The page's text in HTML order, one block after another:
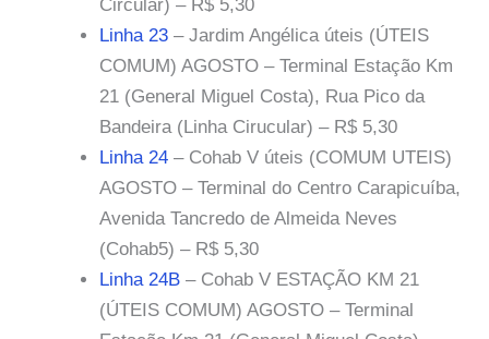
Circular) – R$ 5,30
Linha 23 – Jardim Angélica úteis (ÚTEIS
COMUM) AGOSTO – Terminal Estação Km
21 (General Miguel Costa), Rua Pico da
Bandeira (Linha Cirucular) – R$ 5,30
Linha 24 – Cohab V úteis (COMUM UTEIS)
AGOSTO – Terminal do Centro Carapicuíba,
Avenida Tancredo de Almeida Neves
(Cohab5) – R$ 5,30
Linha 24B – Cohab V ESTAÇÃO KM 21
(ÚTEIS COMUM) AGOSTO – Terminal